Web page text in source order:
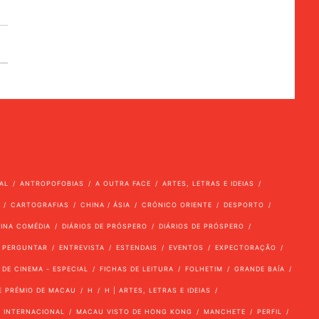
ANTROPOFOBIAS A OUTRA FACE ARTES, LETRAS E IDEIAS
CARTOGRAFIAS CHINA / ÁSIA CRÓNICO ORIENTE DESPORTO
COMÉDIA DIÁRIOS DE PRÓSPERO DIÁRIOS DE PRÓSPERO
ENTREVISTA ESTENDAIS EVENTOS EXPECTORAÇÃO
CINEMA - ESPECIAL FICHAS DE LEITURA FOLHETIM GRANDE BAÍA
PRÉMIO DE MACAU H H | ARTES, LETRAS E IDEIAS
INTERNACIONAL MACAU VISTO DE HONG KONG MANCHETE PERFIL